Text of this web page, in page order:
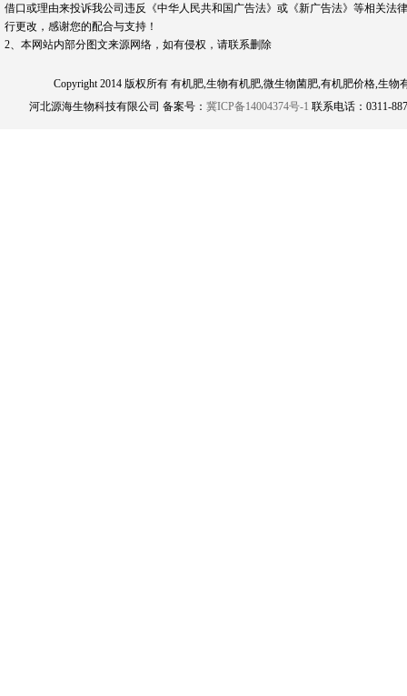
借口或理由来投诉我公司违反《中华人民共和国广告法》或《新广告法》等相关
行更改，感谢您的配合与支持！
2、本网站内部分图文来源网络，如有侵权，请联系删除
Copyright 2014 版权所有 有机肥,生物有机肥,微生物菌肥,有机肥价格,生
河北源海生物科技有限公司 备案号： 冀ICP备14004374号-1 联系电话：0311-